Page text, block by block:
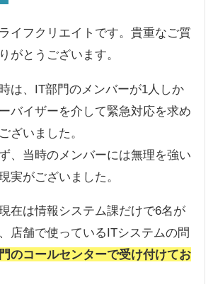
イフクリエイトです。貴重なご質
がとうございます。
は、IT部門のメンバーが1人しか
バイザーを介して緊急対応を求め
ざいました。
、当時のメンバーには無理を強い
実がございました。
在は情報システム課だけで6名が
店舗で使っているITシステムの問
のコールセンターで受け付けてお